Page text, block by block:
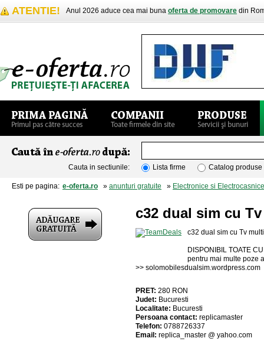
ATENTIE! Anul 2026 aduce cea mai buna oferta de promovare din
Cauta in sectiunile: Lista firme Catalog produse
Esti pe pagina: e-oferta.ro » anunturi gratuite » Electronice si Electrocasnice
c32 dual sim cu
c32 dual sim cu Tv
DISPONIBIL TOATE
pentru mai multe poze
>> solomobilesdualsim.wordpress.com
PRET: 280 RON
Judet: Bucuresti
Localitate: Bucuresti
Persoana contact: replicamaster
Telefon: 0788726337
Email: replica_master @ yahoo.com